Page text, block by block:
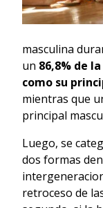
masculina
un 86,8% de
como su
mientras que
principal
Luego, se
dos formas
retroceso de